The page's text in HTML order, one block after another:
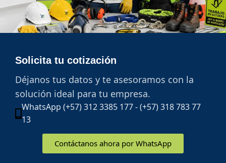
Solicita tu cotización
Déjanos tus datos y te asesoramos con la
solución ideal para tu empresa.
WhatsApp (+57) 312 3385 177 - (+57) 318 783 77
13
Contáctanos ahora por WhatsApp